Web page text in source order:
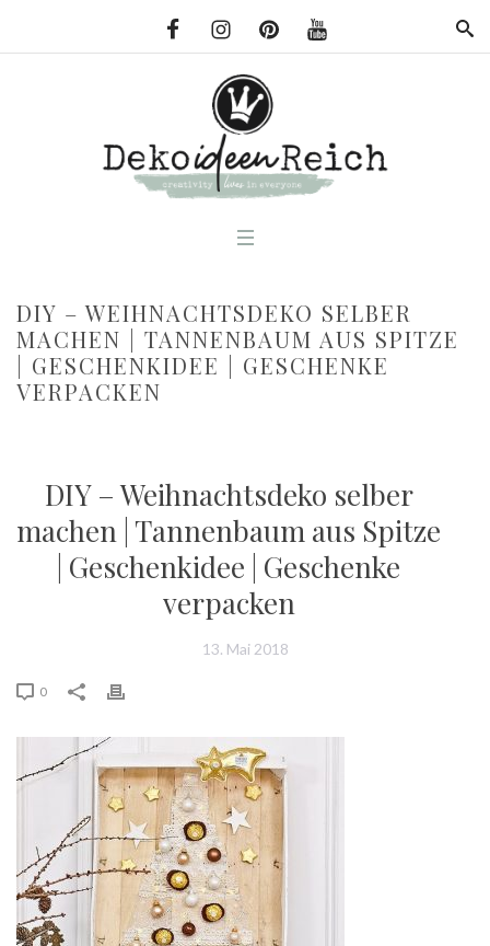
DIY – WEIHNACHTSDEKO SELBER
MACHEN | TANNENBAUM AUS SPITZE
| GESCHENKIDEE | GESCHENKE
VERPACKEN
DIY – Weihnachtsdeko selber
machen | Tannenbaum aus Spitze
| Geschenkidee | Geschenke
verpacken
13. Mai 2018
0